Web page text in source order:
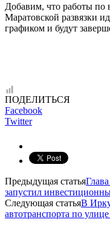
Добавим, что работы по
Маратовской развязки
графиком и будут
ПОДЕЛИТЬСЯ
Facebook
Twitter
Предыдущая статья
запустил
Следующая статьяВ
автотранспорта по